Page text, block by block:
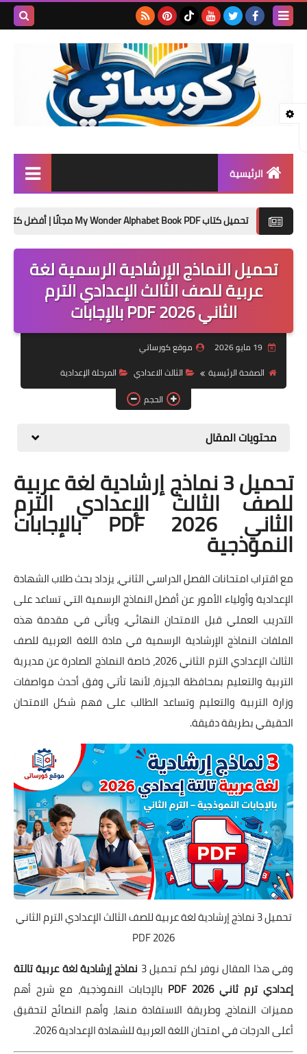
الرئيسية
المرحلة الثانوية
تأسيس حضانة
موضوعات
تكنولوجيا
صحة
تحميل كتاب My Wonder Alphabet Book PDF مجانًا | أفضل كتاب لتأسيس الأطفال في الحروف الإنجليزية 2027
تحميل النماذج الإرشادية الرسمية لغة
عربية للصف الثالث الإعدادي الترم
الثاني 2026 PDF بالإجابات
موقع كورساتي
الصفحة الرئيسية
الثالث الاعدادي
المرحلة الإعدادية
الحجم
محتويات المقال
تحميل 3 نماذج إرشادية لغة عربية
للصف الثالث الإعدادي الترم
الثاني 2026 PDF بالإجابات
النموذجية
مع اقتراب امتحانات الفصل الدراسي الثاني، يزداد بحث طلاب الشهادة
الإعدادية وأولياء الأمور عن أفضل النماذج الرسمية التي تساعد على
التدريب العملي قبل الامتحان النهائي، ويأتي في مقدمة هذه
الملفات النماذج الإرشادية الرسمية في مادة اللغة العربية للصف
الثالث الإعدادي الترم الثاني 2026، خاصة النماذج الصادرة عن مديرية
التربية والتعليم بمحافظة الجيزة، لأنها تأتي وفق أحدث مواصفات
وزارة التربية والتعليم وتساعد الطالب على فهم شكل الامتحان
الحقيقي بطريقة دقيقة.
تحميل 3 نماذج إرشادية لغة عربية للصف الثالث الإعدادي الترم الثاني
2026 PDF
وفي هذا المقال نوفر لكم تحميل 3 نماذج إرشادية لغة عربية تالتة
إعدادي ترم ثاني 2026 PDF
بالإجابات النموذجية، مع شرح أهم
مميزات النماذج، وطريقة الاستفادة منها، وأهم النصائح لتحقيق
أعلى الدرجات في امتحان اللغة العربية للشهادة الإعدادية 2026.